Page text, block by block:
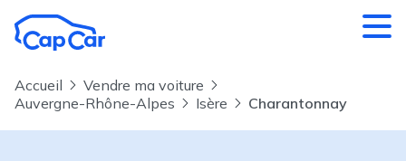
Accueil
Vendre ma voiture
Auvergne-Rhône-Alpes
Isère Charantonnay